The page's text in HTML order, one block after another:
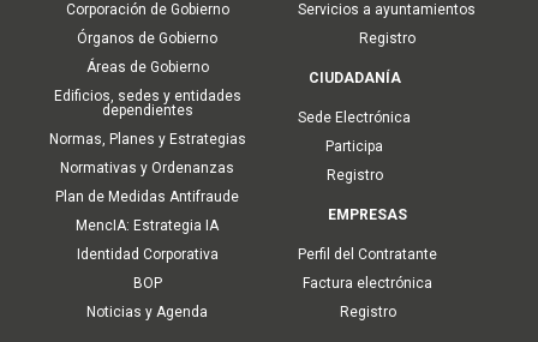
Corporación de Gobierno
Órganos de Gobierno
Áreas de Gobierno
Edificios, sedes y entidades
dependientes
Normas, Planes y Estrategias
Normativas y Ordenanzas
Plan de Medidas Antifraude
MencIA: Estrategia IA
Identidad Corporativa
BOP
Noticias y Agenda
Servicios a ayuntamientos
Registro
CIUDADANÍA
Sede Electrónica
Participa
Registro
EMPRESAS
Perfil del Contratante
Factura electrónica
Registro